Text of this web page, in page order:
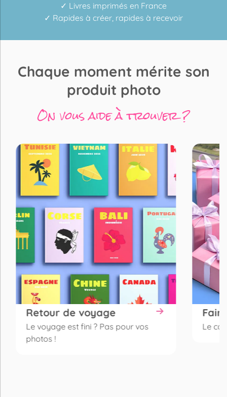
✓ Livres imprimés en France
✓ Rapides à créer, rapides à recevoir
Chaque moment mérite son
produit photo
On vous aide à trouver ?
Retour de voyage
Le voyage est fini ? Pas pour vos
photos !
Le